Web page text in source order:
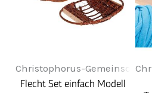
Christophorus-Gemeinschaft
Flecht Set einfach Modell